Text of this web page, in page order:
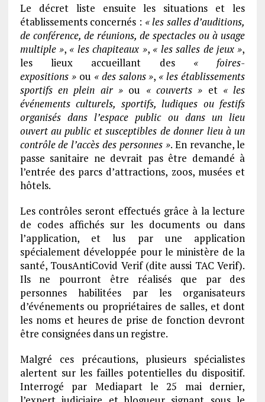
Le décret liste ensuite les situations et les
établissements concernés : « les salles d’auditions,
de conférence, de réunions, de spectacles ou à usage
multiple », « les chapiteaux », « les salles de jeux »,
les lieux accueillant des « foires-
expositions »ou « des salons », « les établissements
sportifs en plein air »ou « couverts » et « les
événements culturels, sportifs, ludiques ou festifs
organisés dans l’espace public ou dans un lieu
ouvert au public et susceptibles de donner lieu à un
contrôle de l’accès des personnes ». En revanche, le
passe sanitaire ne devrait pas être demandé à
l’entrée des parcs d’attractions, zoos, musées et
hôtels.
Les contrôles seront effectués grâce à la lecture
de codes affichés sur les documents ou dans
l’application, et lus par une application
spécialement développée pour le ministère de la
santé, TousAntiCovid Verif (dite aussi TAC Verif).
Ils ne pourront être réalisés que par des
personnes habilitées par les organisateurs
d’événements ou propriétaires de salles, et dont
les noms et heures de prise de fonction devront
être consignées dans un registre.
Malgré ces précautions, plusieurs spécialistes
alertent sur les failles potentielles du dispositif.
Interrogé par Mediapart le 25 mai dernier,